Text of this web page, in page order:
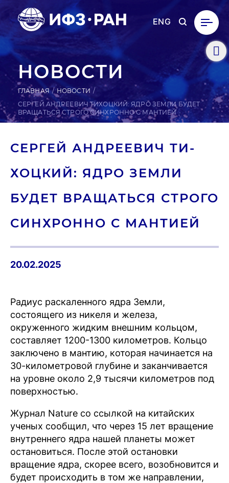
ENG
НОВОСТИ
ГЛАВНАЯ
НОВОСТИ
СЕРГЕЙ АНДРЕЕВИЧ ТИХОЦКИЙ: ЯДРО ЗЕМЛИ БУДЕТ
ВРАЩАТЬСЯ СТРОГО СИНХРОННО С МАНТИЕЙ
СЕРГЕЙ АН­ДРЕ­ЕВИЧ ТИ­
ХОЦ­КИЙ: ЯДРО ЗЕМЛИ
БУДЕТ ВРА­ЩАТЬ­СЯ СТРОГО
СИН­ХРОН­НО С МАНТИЕЙ
20.02.2025
Радиус раскаленного ядра Земли,
состоящего из никеля и железа,
окруженного жидким внешним кольцом,
составляет 1200-1300 километров. Кольцо
заключено в мантию, которая начинается на
30-километровой глубине и заканчивается
на уровне около 2,9 тысячи километров под
поверхностью.
Журнал Nature со ссылкой на китайских
ученых сообщил, что через 15 лет вращение
внутреннего ядра нашей планеты может
остановиться. После этой остановки
вращение ядра, скорее всего, возобновится и
будет происходить в том же направлении,